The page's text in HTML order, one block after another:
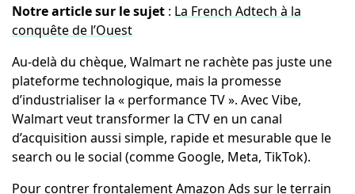
Notre article sur le sujet: La French Adtech à la
conquête de l’Ouest
Au-delà du chèque, Walmart ne rachète pas juste une
plateforme technologique, mais la promesse
d’industrialiser la « performance TV ». Avec Vibe,
Walmart veut transformer la CTV en un canal
d’acquisition aussi simple, rapide et mesurable que le
search ou le social (comme Google, Meta, TikTok).
Pour contrer frontalement Amazon Ads sur le terrain